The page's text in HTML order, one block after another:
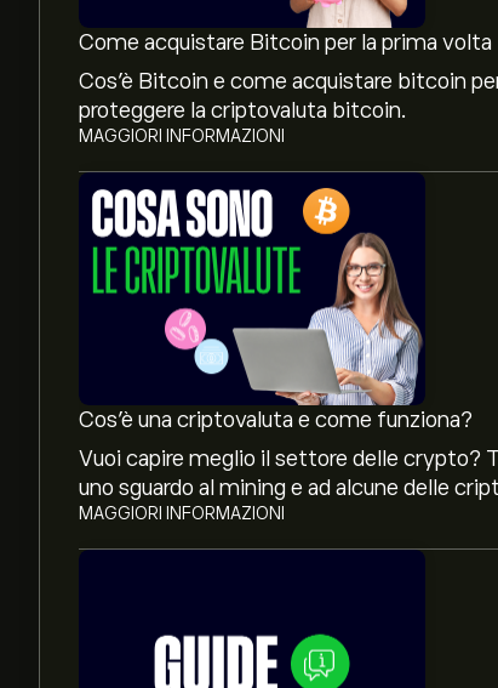
Come acquistare Bitcoin per la prima volta
Cos'è Bitcoin e come acquistare bitcoin
proteggere la criptovaluta bitcoin.
MAGGIORI INFORMAZIONI
Cos’è una criptovaluta e come funziona?
Vuoi capire meglio il settore delle crypto?
uno sguardo al mining e ad alcune delle
MAGGIORI INFORMAZIONI
Il prezzo attuale di DASHAUD è 43.6343‎A$‎